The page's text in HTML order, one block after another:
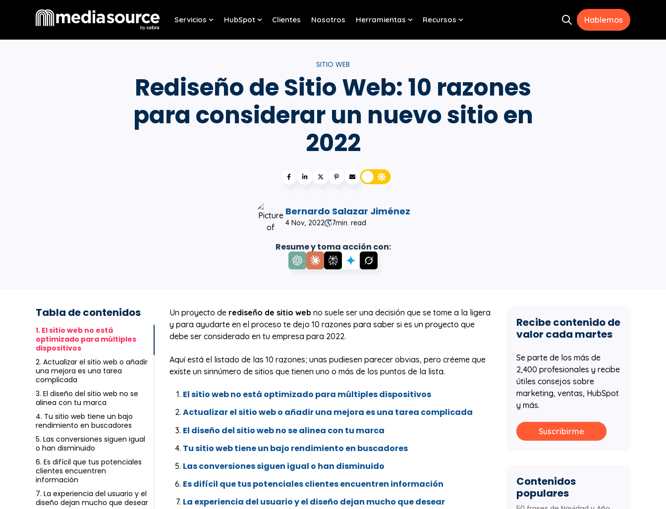
Servicios
Show submenu for Servicios
HubSpot
Show submenu for HubSpot
Clientes Nosotros Herramientas
Show submenu for Herramientas
Recursos Open search
Hablemos
SITIO WEB
Rediseño de Sitio Web: 10 razones
para considerar un nuevo sitio en
2022
Bernardo Salazar Jiménez
4 Nov, 2022 7min. read
Resume y toma acción con:
Tabla de contenidos
1. El sitio web no está
optimizado para múltiples
dispositivos
2. Actualizar el sitio web o añadir
una mejora es una tarea
complicada
3. El diseño del sitio web no se
alinea con tu marca
4. Tu sitio web tiene un bajo
rendimiento en buscadores
5. Las conversiones siguen igual
o han disminuido
6. Es difícil que tus potenciales
clientes encuentren
información
7. La experiencia del usuario y el
diseño dejan mucho que desear
Un proyecto de rediseño de sitio web no suele ser una decisión que se tome a la ligera
y para ayudarte en el proceso te dejo 10 razones para saber si es un proyecto que
debe ser considerado en tu empresa para 2022.
Aquí está el listado de las 10 razones; unas pudiesen parecer obvias, pero créeme que
existe un sinnúmero de sitios que tienen uno o más de los puntos de la lista.
El sitio web no está optimizado para múltiples dispositivos
Actualizar el sitio web o añadir una mejora es una tarea complicada
El diseño del sitio web no se alinea con tu marca
Tu sitio web tiene un bajo rendimiento en buscadores
Las conversiones siguen igual o han disminuido
Es difícil que tus potenciales clientes encuentren información
La experiencia del usuario y el diseño dejan mucho que desear
Recibe contenido de
valor cada martes
Se parte de los más de
2,400 profesionales y recibe
útiles consejos sobre
marketing, ventas, HubSpot
y más.
Suscribirme
Contenidos
populares